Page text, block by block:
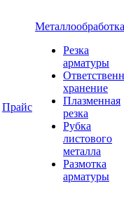
Прайс
Металлообработка
Резка
арматуры
хранение
Плазменная
резка
Рубка
листового
металла
Размотка
арматуры